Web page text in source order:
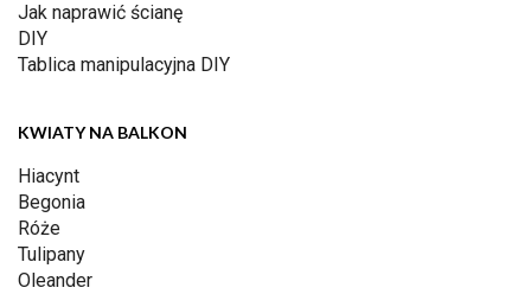
Jak naprawić ścianę
DIY
Tablica manipulacyjna DIY
KWIATY NA BALKON
Hiacynt
Begonia
Róże
Tulipany
Oleander